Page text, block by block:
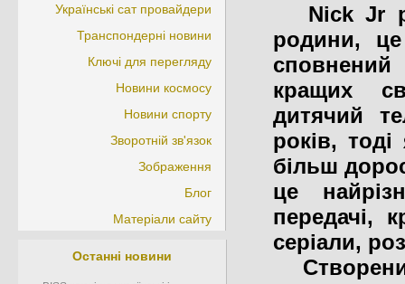
Українські сат провайдери
Транспондерні новини
Ключі для перегляду
Новини космосу
Новини спорту
Зворотній зв'язок
Зображення
Блог
Матеріали сайту
Останні новини
Nick Jr
родини,
кращих
дитячий
років,
більш
це
передачі,
серіали,